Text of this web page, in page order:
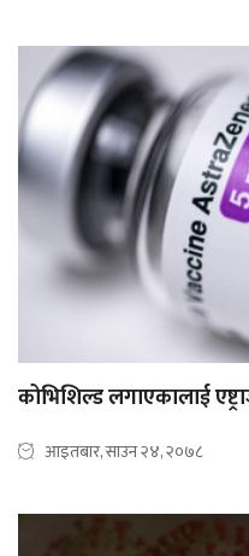
कोभिशिल्ड लगाएकालाई
आइतबार, साउन २४, २०७८